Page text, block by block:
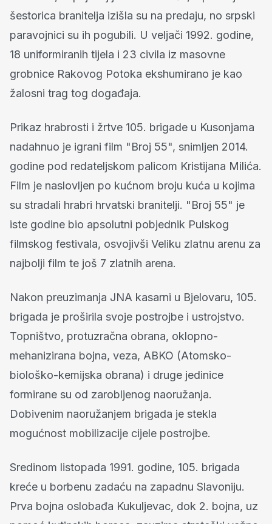
šestorica branitelja izišla su na predaju, no srpski
paravojnici su ih pogubili. U veljači 1992. godine,
18 uniformiranih tijela i 23 civila iz masovne
grobnice Rakovog Potoka ekshumirano je kao
žalosni trag tog događaja.
Prikaz hrabrosti i žrtve 105. brigade u Kusonjama
nadahnuo je igrani film "Broj 55", snimljen 2014.
godine pod redateljskom palicom Kristijana Milića.
Film je naslovljen po kućnom broju kuća u kojima
su stradali hrabri hrvatski branitelji. "Broj 55" je
iste godine bio apsolutni pobjednik Pulskog
filmskog festivala, osvojivši Veliku zlatnu arenu za
najbolji film te još 7 zlatnih arena.
Nakon preuzimanja JNA kasarni u Bjelovaru, 105.
brigada je proširila svoje postrojbe i ustrojstvo.
Topništvo, protuzračna obrana, oklopno-
mehanizirana bojna, veza, ABKO (Atomsko-
biološko-kemijska obrana) i druge jedinice
formirane su od zarobljenog naoružanja.
Dobivenim naoružanjem brigada je stekla
mogućnost mobilizacije cijele postrojbe.
Sredinom listopada 1991. godine, 105. brigada
kreće u borbenu zadaću na zapadnu Slavoniju.
Prva bojna oslobađa Kukuljevac, dok 2. bojna, uz